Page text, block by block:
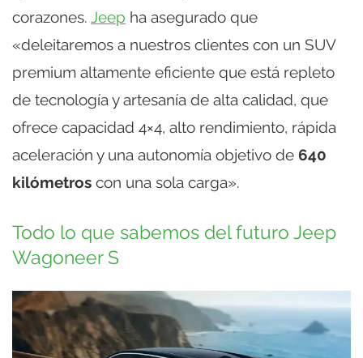
corazones. Jeep ha asegurado que
«deleitaremos a nuestros clientes con un SUV
premium altamente eficiente que está repleto
de tecnología y artesanía de alta calidad, que
ofrece capacidad 4×4, alto rendimiento, rápida
aceleración y una autonomía objetivo de 640
kilómetros con una sola carga».
Todo lo que sabemos del futuro Jeep
Wagoneer S